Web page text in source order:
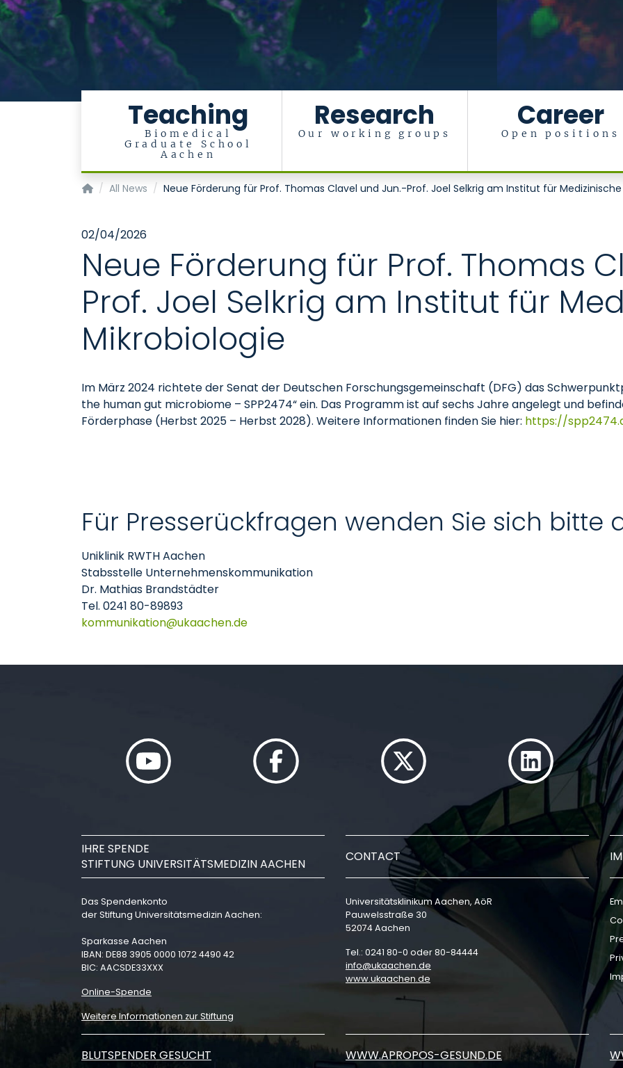
Teaching
Biomedical
Graduate School
Aachen
Research
Our working groups
Career
Open positions
Institute of Medical Microbiology
All News Neue Förderung für Prof. Thomas Clavel und Jun.-Prof. Joel Selkrig am Institut für
02/04/2026
Neue Förderung für Prof. Thomas
Prof. Joel Selkrig am Institut für
Mikrobiologie
Im März 2024 richtete der Senat der Deutschen Forschungsgemeinschaft (DFG) das
the human gut microbiome – SPP2474“ ein. Das Programm ist auf sechs Jahre angelegt und
Förderphase (Herbst 2025 – Herbst 2028). Weitere Informationen finden Sie hier: https://
Für Presserückfragen wenden Sie sich bitte
Uniklinik RWTH Aachen
Stabsstelle Unternehmenskommunikation
Dr. Mathias Brandstädter
Tel. 0241 80-89893
kommunikation
ukaachende
IHRE SPENDE
STIFTUNG UNIVERSITÄTSMEDIZIN AACHEN
Das Spendenkonto
der Stiftung Universitätsmedizin Aachen:
Sparkasse Aachen
IBAN: DE88 3905 0000 1072 4490 42
BIC: AACSDE33XXX
Online-Spende
Weitere Informationen zur Stiftung
CONTACT
Universitätsklinikum Aachen, AöR
Pauwelsstraße 30
52074 Aachen
Tel.: 0241 80-0 oder 80-84444
info
ukaachen de
www.ukaachen.de
BLUTSPENDER GESUCHT WWW.APROPOS-GESUND.DE